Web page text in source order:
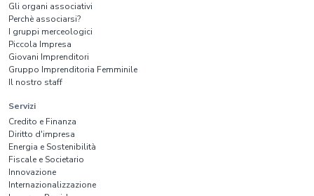
Gli organi associativi
Perchè associarsi?
I gruppi merceologici
Piccola Impresa
Giovani Imprenditori
Gruppo Imprenditoria Femminile
Il nostro staff
Servizi
Credito e Finanza
Diritto d'impresa
Energia e Sostenibilità
Fiscale e Societario
Innovazione
Internazionalizzazione